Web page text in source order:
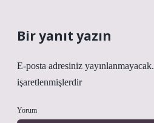
Bir yanıt yazın
E-posta adresiniz yayınlanmayacak.
işaretlenmişlerdir
Yorum